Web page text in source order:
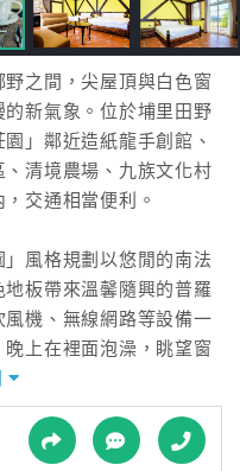
之間，尖屋頂與白色窗
新氣象。位於埔里田野
」鄰近造紙龍手創館、
清境農場、九族文化村
交通相當便利。
風格規劃以悠閒的南法
板帶來溫馨隨興的普羅
機、無線網路等設備一
上在裡面泡澡，眺望窗
里享受到浪漫的異國情